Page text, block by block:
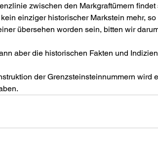
zwischen den Markgraftümern
einziger historischer Markstein mehr,
übersehen worden sein, bitten wir
aber die historischen Fakten und
der Grenzsteinsteinnummern wird